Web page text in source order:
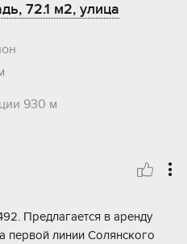
72.1 м2, улица
930 м
Предлагаeтся в aрeнду
линии Coлянскoгo